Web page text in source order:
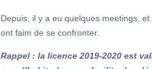
Depuis, il y a eu quelques meetings,
ont faim de se confronter.
Rappel : la licence 2019-2020 est